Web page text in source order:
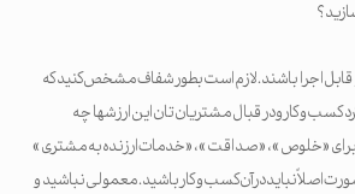
قابل اجرا باشند. لازم است بطور شفاف مشخص کنید که
و کار و در قبال مشتریان تان این ارزشها چه
برای « خلوص » ، « صداقت » ، « خدمات ارزنده به مشتری »
اصلاً نباید در آن کسب و کار باشید. معمولی نباشید و